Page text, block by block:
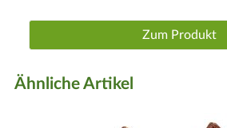
Zum Produkt
Ähnliche Artikel